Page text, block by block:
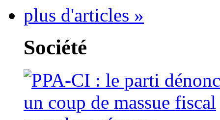
plus d'articles »
Société